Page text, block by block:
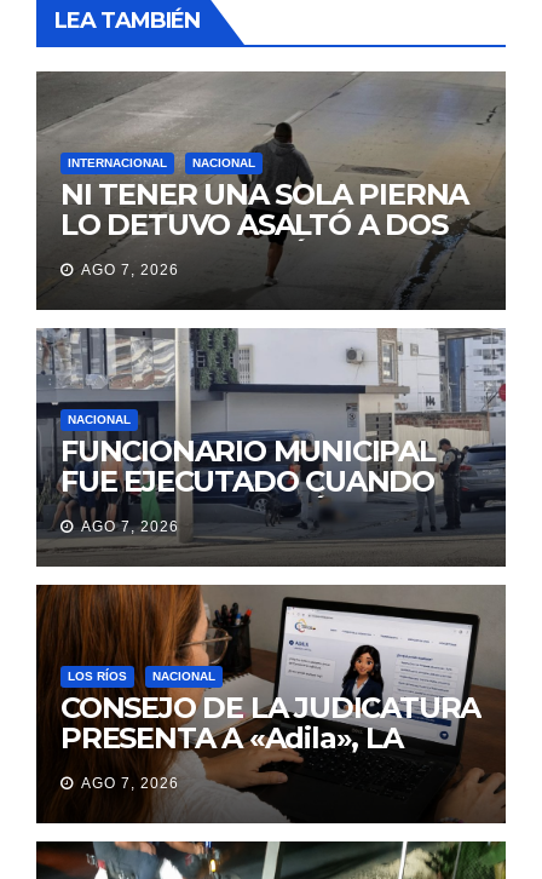
LEA TAMBIÉN
INTERNACIONAL NACIONAL
NI TENER UNA SOLA PIERNA
LO DETUVO ASALTÓ A DOS
MUJERES Y HUYÓ
BRINCANDO.
AGO 7, 2026
NACIONAL
FUNCIONARIO MUNICIPAL
FUE EJECUTADO CUANDO
IBA A UNA REUNIÓN DE
TRABAJO EN MANTA
AGO 7, 2026
LOS RÍOS NACIONAL
CONSEJO DE LA JUDICATURA
PRESENTA A «Adila», LA
ASISTENTE VIRTUAL QUE
ORIENTA A LA CIUDADANÍA
SOBRE TRÁMITES
JUDICIALES
AGO 7, 2026